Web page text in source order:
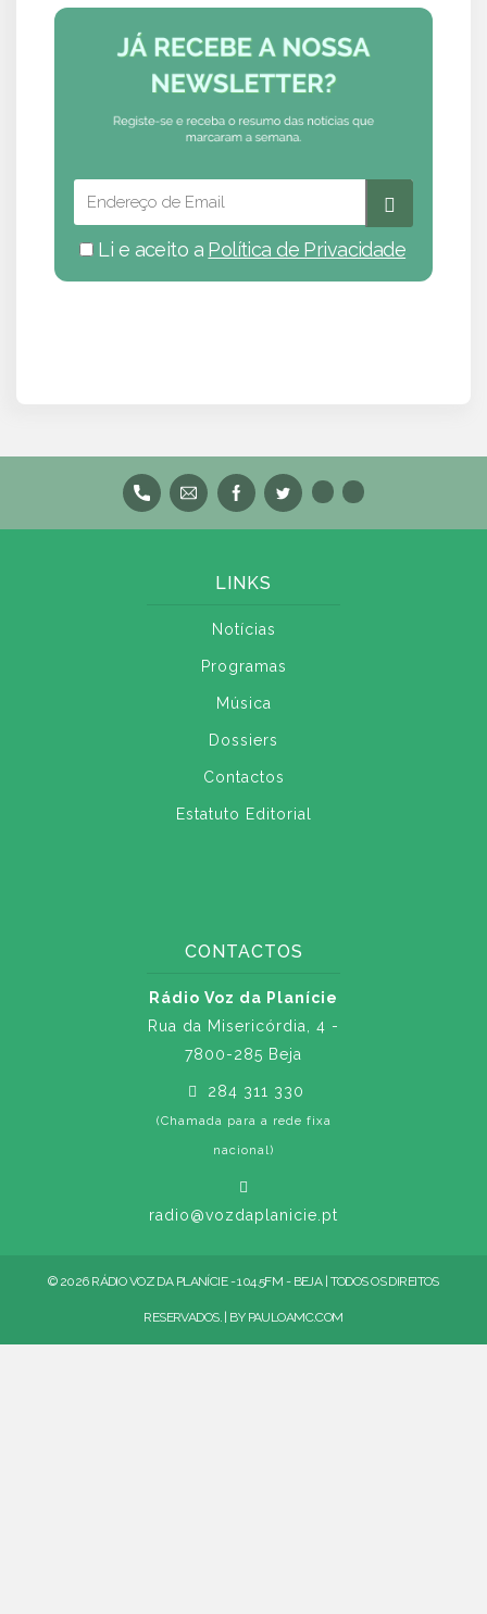
Li e aceito a Política de Privacidade
LINKS
Notícias
Programas
Música
Dossiers
Contactos
Estatuto Editorial
CONTACTOS
Rádio Voz da Planície
Rua da Misericórdia, 4 -
7800-285 Beja
284 311 330
(Chamada para a rede fixa
nacional)
radio@vozdaplanicie.pt
© 2026 RÁDIO VOZ DA PLANÍCIE - 104.5FM - BEJA | TODOS OS DIREITOS
RESERVADOS. | BY PAULOAMC.COM